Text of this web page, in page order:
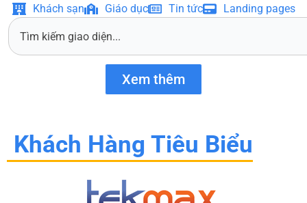
Khách sạn
Giáo dục Tin tức Landing pages
S
Xem thêm
Khách Hàng Tiêu Biểu